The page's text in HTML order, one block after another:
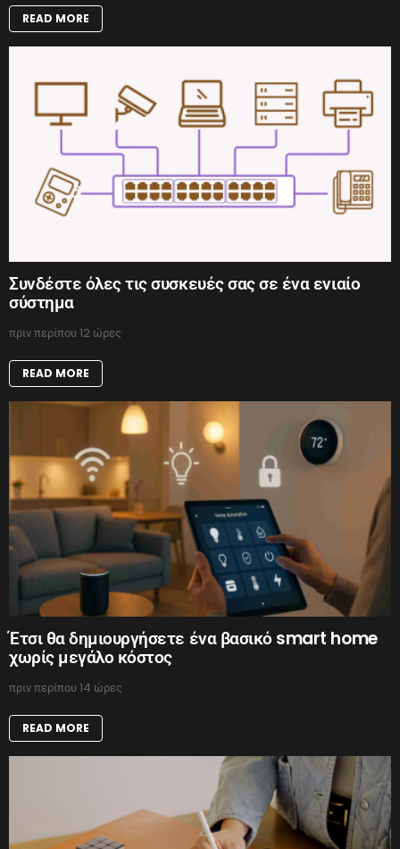
READ MORE
Συνδέστε όλες τις συσκευές σας σε ένα ενιαίο
σύστημα
πριν περίπου 12 ώρες
READ MORE
Έτσι θα δημιουργήσετε ένα βασικό smart home
χωρίς μεγάλο κόστος
πριν περίπου 14 ώρες
READ MORE